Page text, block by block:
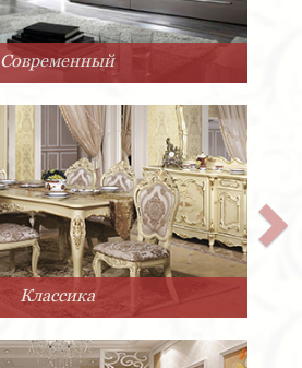
Современный
Классика